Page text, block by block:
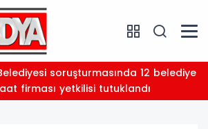
firması yetkilisi tutuklandı